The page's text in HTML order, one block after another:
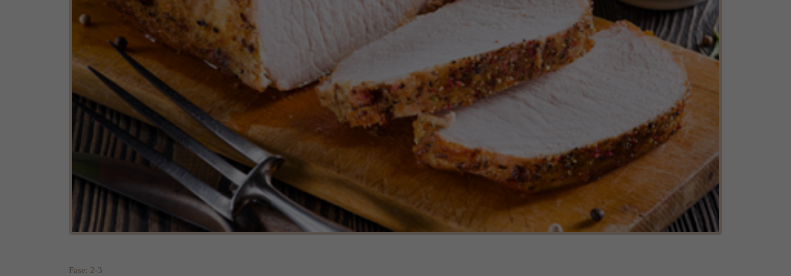
Fase: 2-3